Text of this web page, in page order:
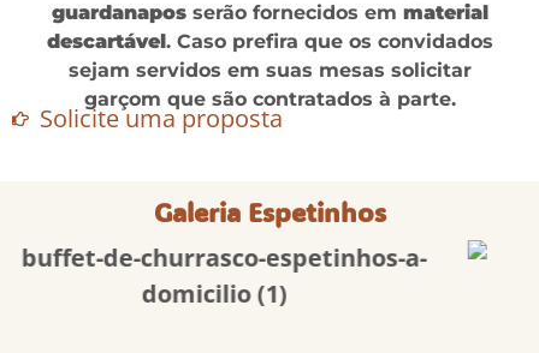
guardanaposserão fornecidos em material
descartável . Caso prefira que os convidados
sejam servidos em suas mesas solicitar
garçom que são contratados à parte.
Solicite uma proposta
Galeria Espetinhos